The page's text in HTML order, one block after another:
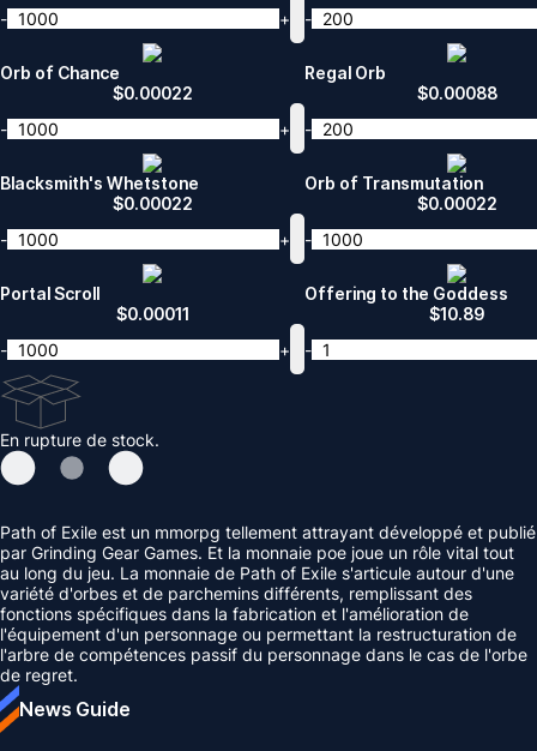
-
+
-
Orb of Chance
$0.00022
-
+
Regal Orb
$0.00088
-
Blacksmith's Whetstone
$0.00022
-
+
Orb of Transmutation
$0.00022
-
Portal Scroll
$0.00011
-
+
Offering to the Goddess
$10.89
-
En rupture de stock.
Path of Exile est un mmorpg tellement attrayant développé et publié
par Grinding Gear Games. Et la monnaie poe joue un rôle vital tout
au long du jeu. La monnaie de Path of Exile s'articule autour d'une
variété d'orbes et de parchemins différents, remplissant des
fonctions spécifiques dans la fabrication et l'amélioration de
l'équipement d'un personnage ou permettant la restructuration de
l'arbre de compétences passif du personnage dans le cas de l'orbe
de regret.
News Guide